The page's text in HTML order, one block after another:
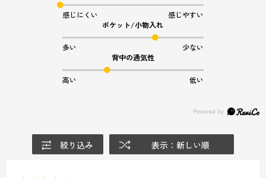
感じにくい
感じやすい
ポケット/小物入れ
多い
少ない
背中の通気性
高い 低い
絞り込み 表示：新しい順